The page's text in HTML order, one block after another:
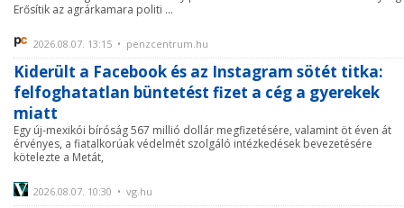
Erősítik az agrárkamara politi ...
2026.08.07. 13:15 • penzcentrum.hu
Kiderült a Facebook és az Instagram sötét titka:
felfoghatatlan büntetést fizet a cég a gyerekek
miatt
Egy új-mexikói bíróság 567 millió dollár megfizetésére, valamint öt éven át
érvényes, a fiatalkorúak védelmét szolgáló intézkedések bevezetésére
kötelezte a Metát,
2026.08.07. 10:30 • vg.hu